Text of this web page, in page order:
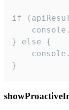
if
} else {
}